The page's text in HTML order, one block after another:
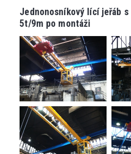
Jednonosníkový lící jeřáb s
5t/9m po montáži